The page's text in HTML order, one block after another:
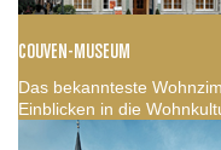
COUVEN-MUSEUM
Das bekannteste
Einblicken in die